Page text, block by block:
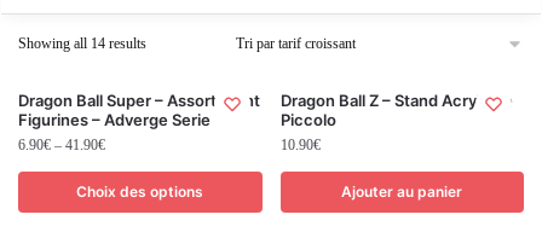
Showing all 14 results
Dragon Ball Super – Assortiment
Figurines – Adverge Serie
6.90€ – 41.90€
Choix des options
Dragon Ball Z – Stand Acrylique
Piccolo
10.90€
Ajouter au panier